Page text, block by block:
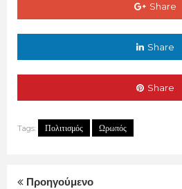
Share
Share
Share
Tags: Πολιτισμός Ωρωπός
Προηγούμενο